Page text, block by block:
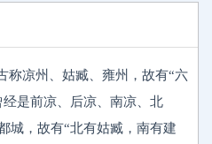
称凉州、姑臧、雍州，故有“六
是前凉、后凉、南凉、北
城，故有“北有姑臧，南有建